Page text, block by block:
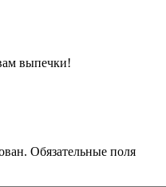
выпечки!
Обязательные поля